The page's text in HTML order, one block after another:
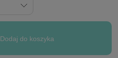
Dodaj do koszyka